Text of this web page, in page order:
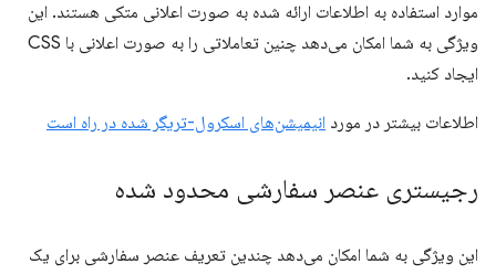
موارد استفاده به اطلاعات ارائه شده به صورت اعلانی متکی هستند. این
ویژگی به شما امکان می‌دهد چنین تعاملاتی را به صورت اعلانی با CSS
ایجاد کنید.
اطلاعات بیشتر در مورد انیمیشن‌های اسکرول-تریگر شده در راه است
رجیستری عنصر سفارشی محدود شده
این ویژگی به شما امکان می‌دهد چندین تعریف عنصر سفارشی برای یک